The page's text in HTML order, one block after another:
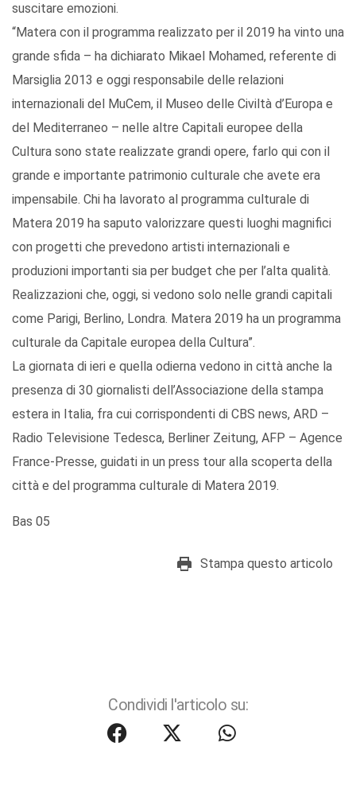
suscitare emozioni.
“Matera con il programma realizzato per il 2019 ha vinto una
grande sfida – ha dichiarato Mikael Mohamed, referente di
Marsiglia 2013 e oggi responsabile delle relazioni
internazionali del MuCem, il Museo delle Civiltà d’Europa e
del Mediterraneo – nelle altre Capitali europee della
Cultura sono state realizzate grandi opere, farlo qui con il
grande e importante patrimonio culturale che avete era
impensabile. Chi ha lavorato al programma culturale di
Matera 2019 ha saputo valorizzare questi luoghi magnifici
con progetti che prevedono artisti internazionali e
produzioni importanti sia per budget che per l’alta qualità.
Realizzazioni che, oggi, si vedono solo nelle grandi capitali
come Parigi, Berlino, Londra. Matera 2019 ha un programma
culturale da Capitale europea della Cultura”.
La giornata di ieri e quella odierna vedono in città anche la
presenza di 30 giornalisti dell’Associazione della stampa
estera in Italia, fra cui corrispondenti di CBS news, ARD –
Radio Televisione Tedesca, Berliner Zeitung, AFP – Agence
France-Presse, guidati in un press tour alla scoperta della
città e del programma culturale di Matera 2019.
Bas 05
Stampa questo articolo
Condividi l'articolo su: